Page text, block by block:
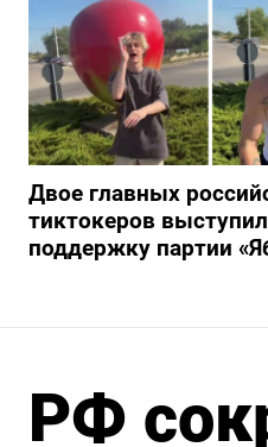
Двое главных
тиктокеров
поддержку партии
РФ